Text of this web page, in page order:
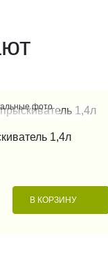
фото
1,4л
В КОРЗИНУ